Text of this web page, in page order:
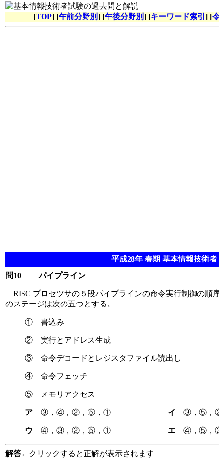
[TOP] [午前分野別] [午後分野別] [キーワード索引 ] [
平成28年 春期 基本情報技術者
問10
パイプライン
RISC プロセツサの５段パイプラインの命令実行制御の順
のステージは次の五つとする。
① 書込み
② 実行とアドレス生成
③ 命令デコードとレジスタファイル読出し
④ 命令フェッチ
⑤ メモリアクセス
ア ③，④，②，⑤，① イ ③，⑤，
ウ ④，③，②，⑤，① エ ④，⑤，
解答←クリックすると正解が表示されます